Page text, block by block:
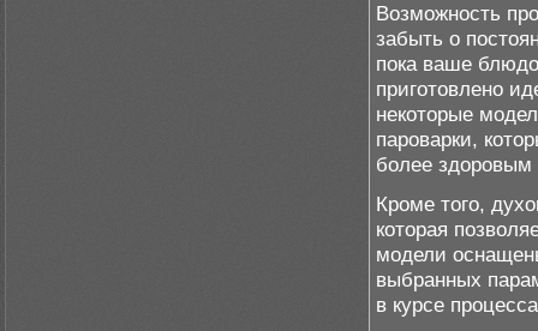
Возможность
забыть о
пока ваше
приготовлено
некоторые
пароварки,
более
Кроме того,
которая
модели
выбранных
в курсе